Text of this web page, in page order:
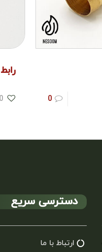
0
رابط ۱۶شلنگ خور
0
دسترسی سریع
ارتباط با ما